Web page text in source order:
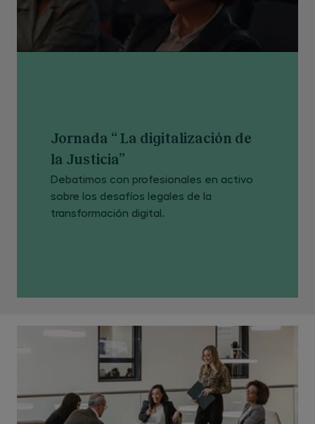
Jornada “ La digitalización de
la Justicia”
Debatimos con profesionales en activo
sobre los desafíos legales de la
transformación digital.